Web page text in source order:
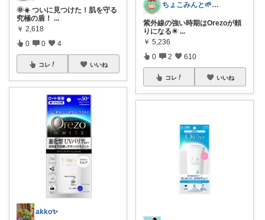
🌞☀️ ついに見つけた！肌を守る
究極の盾！ ...
￥ 2,618
0 0 4
コレ いいね
akko✨
ちょこみんと🌱ワーママ ベビー キッズ
紫外線の強い時期はOrezoが頼
りになる☀ ...
￥ 5,236
0 2 610
コレ いいね